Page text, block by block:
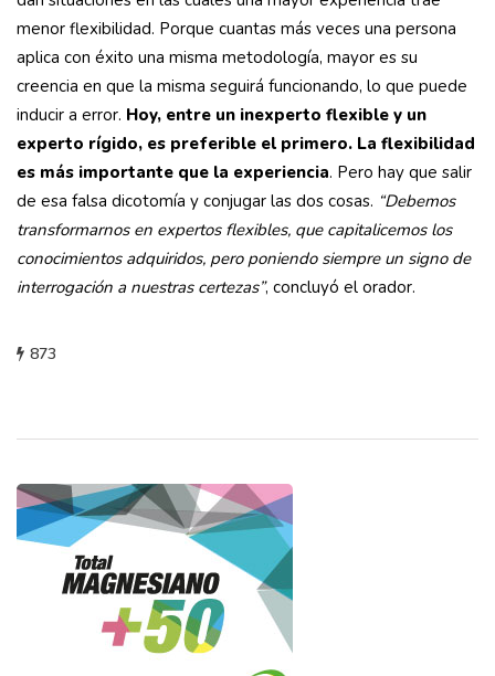
menor flexibilidad. Porque cuantas más veces una persona
aplica con éxito una misma metodología, mayor es su
creencia en que la misma seguirá funcionando, lo que puede
inducir a error. Hoy, entre un inexperto flexible y un
experto rígido, es preferible el primero. La flexibilidad
es más importante que la experiencia. Pero hay que salir
de esa falsa dicotomía y conjugar las dos cosas. “Debemos
transformarnos en expertos flexibles, que capitalicemos los
conocimientos adquiridos, pero poniendo siempre un signo de
interrogación a nuestras certezas”, concluyó el orador.
873